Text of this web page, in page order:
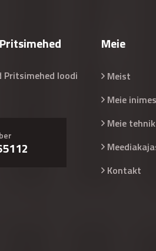
Pritsimehed loodi
Meie
Meist
Meie
Meie
Kontakt